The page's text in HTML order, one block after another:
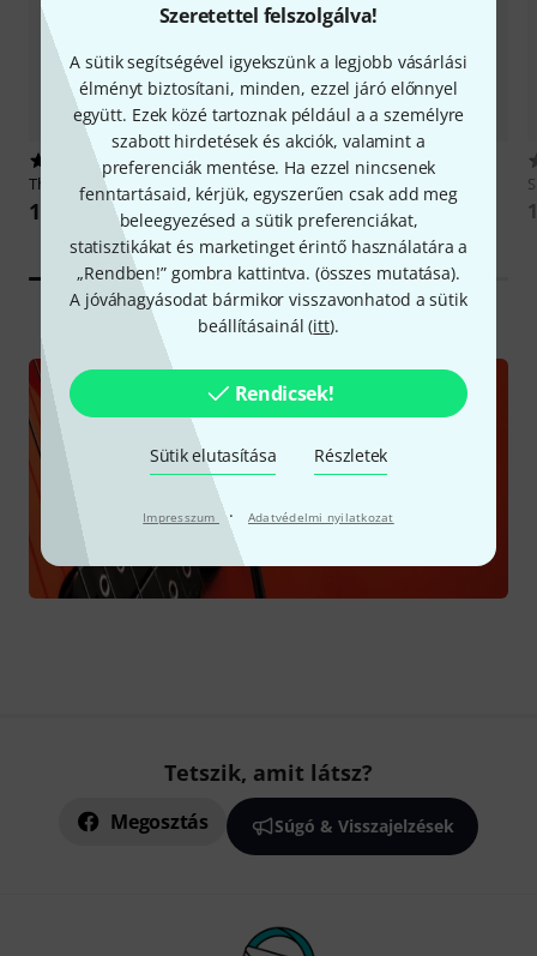
Szeretettel felszolgálva!
A sütik segítségével igyekszünk a legjobb vásárlási
élményt biztosítani, minden, ezzel járó előnnyel
együtt. Ezek közé tartoznak például a a személyre
szabott hirdetések és akciók, valamint a
preferenciák mentése. Ha ezzel nincsenek
fenntartásaid, kérjük, egyszerűen csak add meg
beleegyezésed a sütik preferenciákat,
statisztikákat és marketinget érintő használatára a
„Rendben!” gombra kattintva. (összes mutatása).
A jóváhagyásodat bármikor visszavonhatod a sütik
beállításainál (itt).
Rendicsek!
Sütik elutasítása Részletek
Impresszum · Adatvédelmi nyilatkozat
17522
Thomann CTG-10 Clip Tuner
1 848 Ft
2689
the t.bone HD 200
7 699 Ft
Ajándékutalvány barátok,
ismerősök számára
Utalvány kiválasztása
Tetszik, amit látsz?
Megosztás Súgó & Visszajelzések